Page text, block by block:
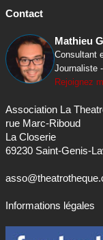
Contact
Mathieu
Consultant
Journaliste
Rejoignez
Association La
rue Marc-Riboud
La Closerie
69230 Saint-Genis-
Informations légales